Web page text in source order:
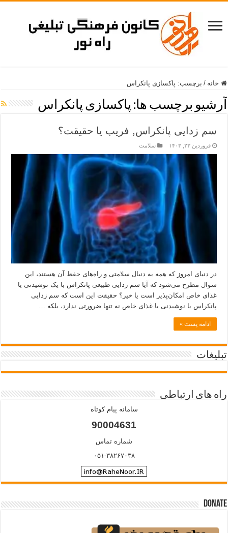
خانه / برچسب: پاکسازی پانکراس
آرشیو برچسب ها: پاکسازی پانکراس
سم زدایی پانکراس, فریب یا حقیقت؟
فروردین ۲۳, ۱۴۰۳ سلامت
در دنیای امروز که همه به دنبال سلامتی و راه‌های حفظ آن هستند، این
سوال مطرح می‌شود که آیا سم زدایی طبیعی پانکراس با یک نوشیدنی یا
غذای خاص امکان‌پذیر است یا خیر؟ حقیقت این است که سم زدایی
پانکراس با نوشیدنی یا غذای خاص نه تنها ضرورتی ندارد، بلکه …
ادامه پست »
تبلیغات
راه های ارتباطی
سامانه پیام کوتاه
90004631
شماره تماس
۰۵۱-۳۸۲۶۷۰۳۸
Donate